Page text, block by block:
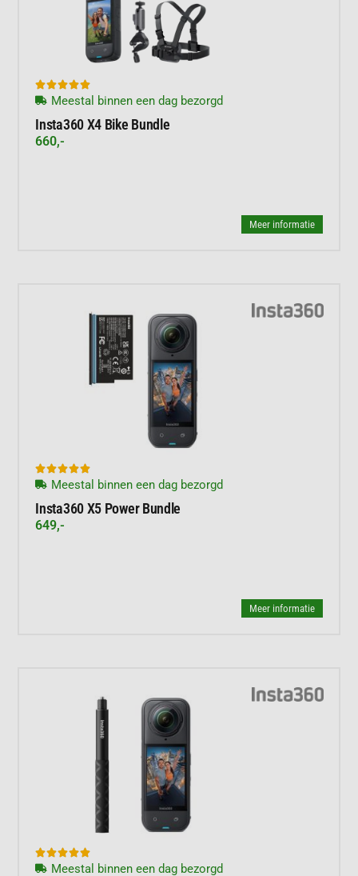

Meestal binnen een dag bezorgd
Insta360 X4 Bike Bundle
660,-
Meer informatie

Meestal binnen een dag bezorgd
Insta360 X5 Power Bundle
649,-
Meer informatie

Meestal binnen een dag bezorgd